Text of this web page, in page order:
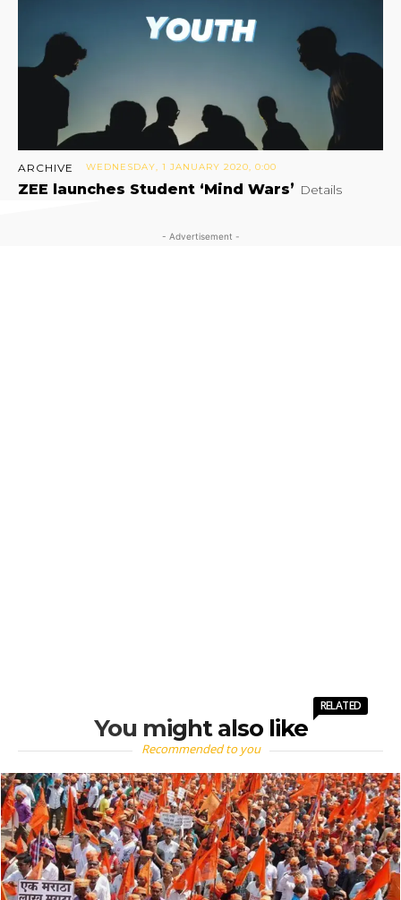
ARCHIVE WEDNESDAY, 1 JANUARY 2020, 0:00
ZEE launches Student ‘Mind Wars’ Details
- Advertisement -
You might also like
RELATED
Recommended to you